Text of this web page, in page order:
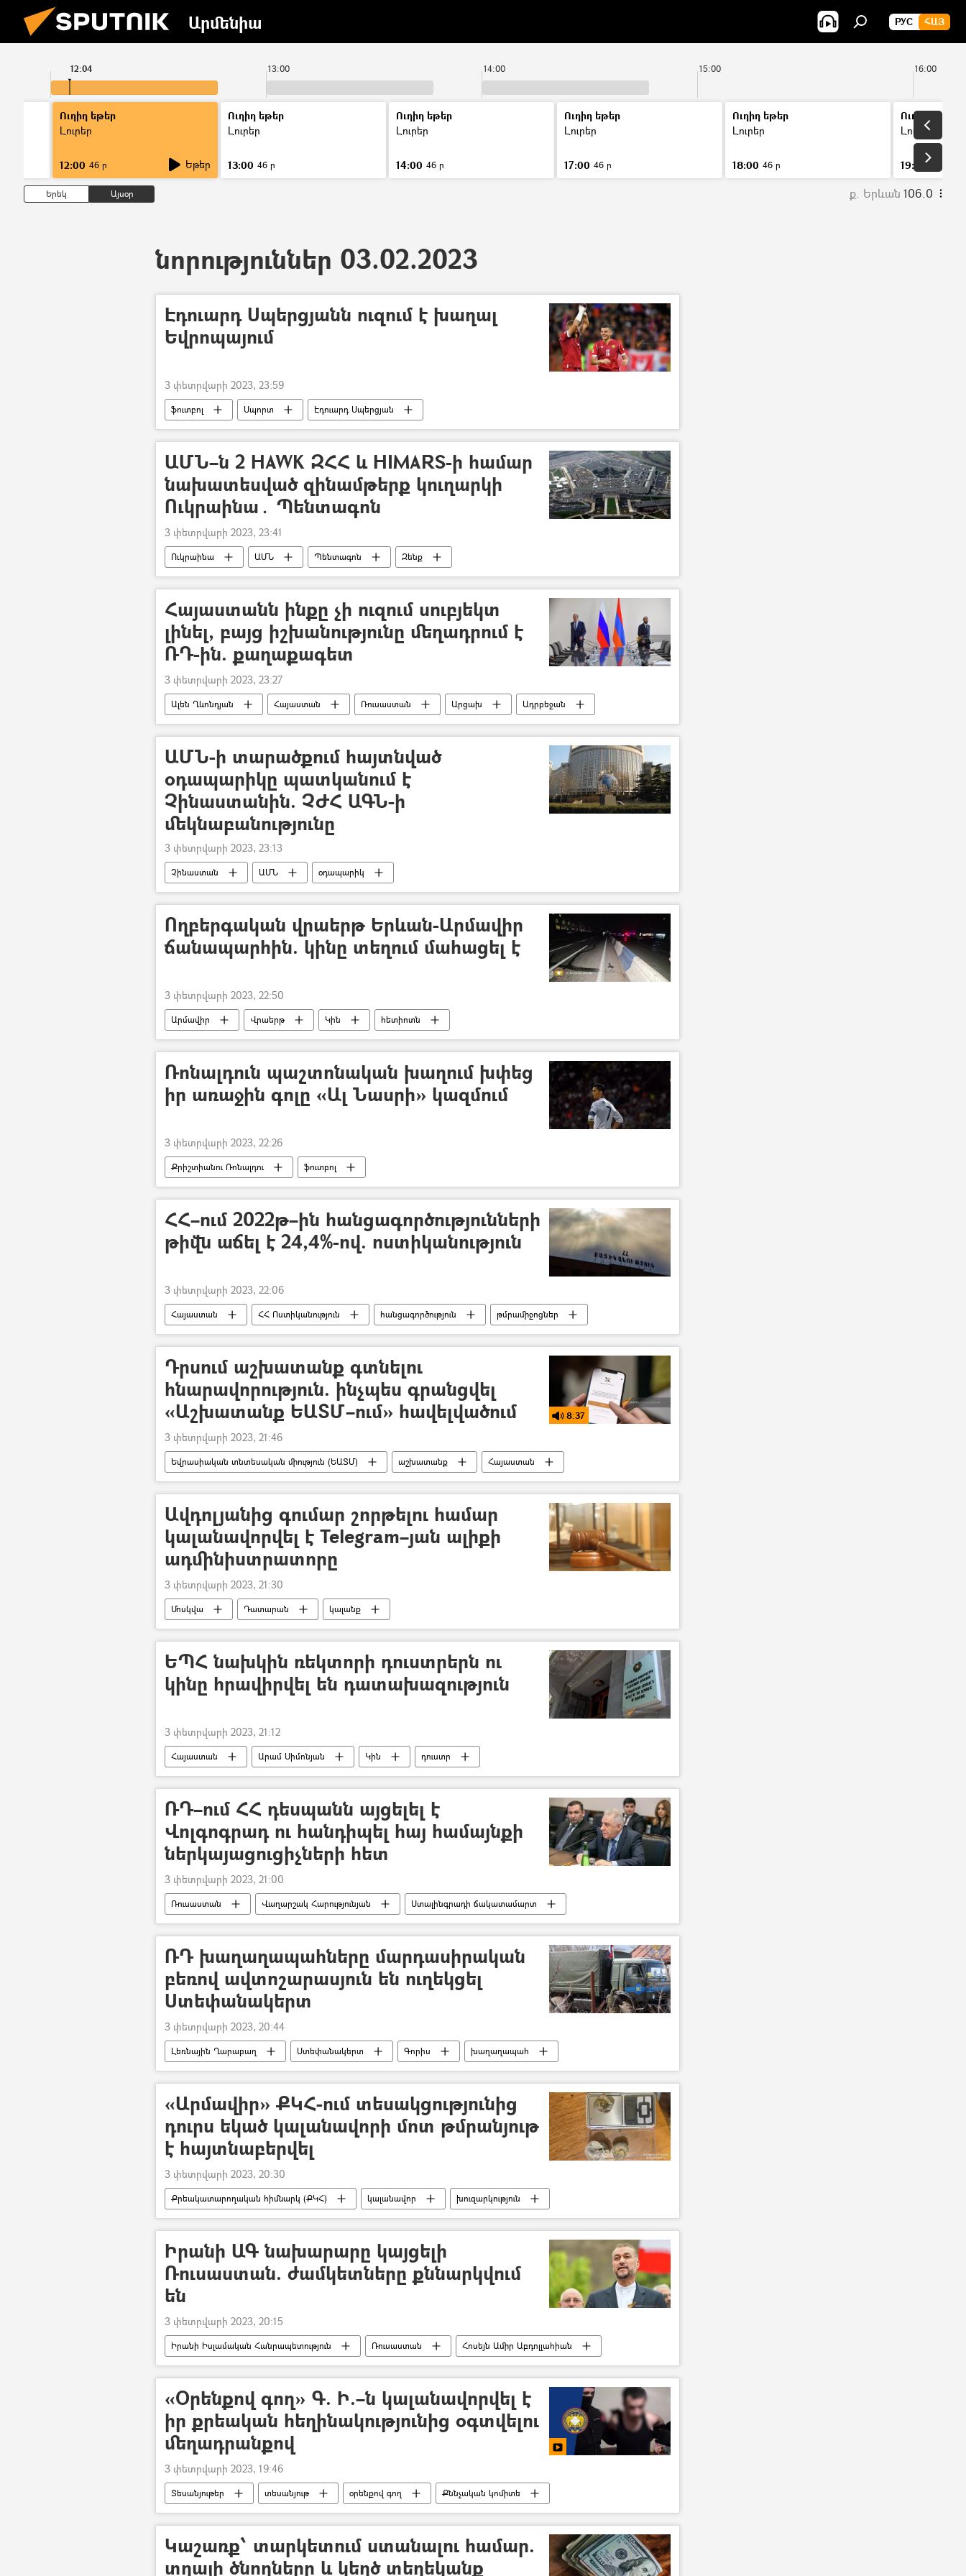
Արմենիա РУС ՀԱՅ
13:00 14:00 15:00 16:00
12:04
Ուղիղ եթեր
Լուրեր
12:00 46 ր Եթեր
Ուղիղ եթեր
Լուրեր
13:00 46 ր
Ուղիղ եթեր
Լուրեր
14:00 46 ր
Ուղիղ եթեր
Լուրեր
17:00 46 ր
Ուղիղ եթեր
Լուրեր
18:00 46 ր
Ուղիղ եթեր
Լուրեր
19:00
Երեկ Այսօր ք. Երևան 106.0
նորություններ 03.02.2023
Էդուարդ Սպերցյանն ուզում է խաղալ
Եվրոպայում
3 փետրվարի 2023, 23:59
ֆուտբոլ Սպորտ Էդուարդ Սպերցյան
ԱՄՆ–ն 2 HAWK ԶՀՀ և HIMARS-ի համար
նախատեսված զինամթերք կուղարկի
Ուկրաինա․ Պենտագոն
3 փետրվարի 2023, 23:41
Ուկրաինա ԱՄՆ Պենտագոն Զենք
Հայաստանն ինքը չի ուզում սուբյեկտ
լինել, բայց իշխանությունը մեղադրում է
ՌԴ-ին. քաղաքագետ
3 փետրվարի 2023, 23:27
Ալեն Ղևոնդյան Հայաստան Ռուսաստան Արցախ
Ադրբեջան
քաղաքագետ
ՆԱՏՕ Արևմուտք Եվրոպա
ԱՄՆ-ի տարածքում հայտնված
օդապարիկը պատկանում է
Չինաստանին. ՉԺՀ ԱԳՆ-ի
մեկնաբանությունը
3 փետրվարի 2023, 23:13
Չինաստան ԱՄՆ օդապարիկ
Ողբերգական վրաերթ Երևան-Արմավիր
ճանապարհին. կինը տեղում մահացել է
3 փետրվարի 2023, 22:50
Արմավիր Վրաերթ Կին հետիոտն
Ռոնալդուն պաշտոնական խաղում խփեց
իր առաջին գոլը «Ալ Նասրի» կազմում
3 փետրվարի 2023, 22:26
Քրիշտիանու Ռոնալդու ֆուտբոլ
ՀՀ–ում 2022թ–ին հանցագործությունների
թիվն աճել է 24,4%-ով. ոստիկանություն
3 փետրվարի 2023, 22:06
Հայաստան ՀՀ Ոստիկանություն հանցագործություն
թմրամիջոցներ
Զենք
Թրաֆիքինգ վթար
Դրսում աշխատանք գտնելու
հնարավորություն. ինչպես գրանցվել
«Աշխատանք ԵԱՏՄ–ում» հավելվածում
8:37
3 փետրվարի 2023, 21:46
Եվրասիական տնտեսական միություն (ԵԱՏՄ) աշխատանք
Հայաստան
Ռուսաստան
հավելված Հայաստան և ԵԱՏՄ ՌԱԴԻՈ պոդկաստ
Ավդոլյանից գումար շորթելու համար
կալանավորվել է Telegram–յան ալիքի
ադմինիստրատորը
3 փետրվարի 2023, 21:30
Մոսկվա Դատարան կալանք
ԵՊՀ նախկին ռեկտորի դուստրերն ու
կինը հրավիրվել են դատախազություն
3 փետրվարի 2023, 21:12
Հայաստան Արամ Սիմոնյան Կին դուստր
ՌԴ–ում ՀՀ դեսպանն այցելել է
Վոլգոգրադ ու հանդիպել հայ համայնքի
ներկայացուցիչների հետ
3 փետրվարի 2023, 21:00
Ռուսաստան Վաղարշակ Հարությունյան
Ստալինգրադի ճակատամարտ
Հայ համայնք
ՌԴ խաղաղապահները մարդասիրական
բեռով ավտոշարասյուն են ուղեկցել
Ստեփանակերտ
3 փետրվարի 2023, 20:44
Լեռնային Ղարաբաղ Ստեփանակերտ Գորիս
խաղաղապահ
Լաչինի միջանցք
«Արմավիր» ՔԿՀ-ում տեսակցությունից
դուրս եկած կալանավորի մոտ թմրանյութ
է հայտնաբերվել
3 փետրվարի 2023, 20:30
Քրեակատարողական հիմնարկ (ՔԿՀ) կալանավոր
խուզարկություն
թմրանյութ
Իրանի ԱԳ նախարարը կայցելի
Ռուսաստան. ժամկետները քննարկվում
են
3 փետրվարի 2023, 20:15
Իրանի Իսլամական Հանրապետություն Ռուսաստան
Հոսեյն Ամիր Աբդոլլահիան
Սերգեյ Լավրով
«Օրենքով գող» Գ. Ի.–ն կալանավորվել է
իր քրեական հեղինակությունից օգտվելու
մեղադրանքով
3 փետրվարի 2023, 19:46
Տեսանյութեր տեսանյութ օրենքով գող Քննչական կոմիտե
Կաշառք՝ տարկետում ստանալու համար.
տղայի ծնողները և կեղծ տեղեկանք